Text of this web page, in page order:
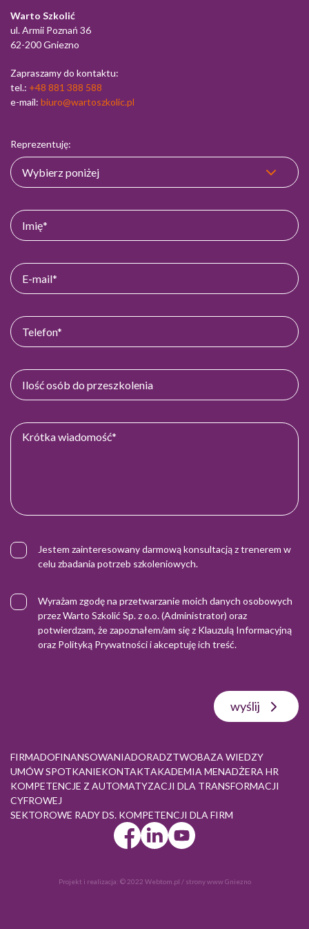
Warto Szkolić
ul. Armii Poznań 36
62-200 Gniezno
Zapraszamy do kontaktu:
tel.: +48 881 388 588
e-mail: biuro@wartoszkolic.pl
Reprezentuję:
Jestem zainteresowany darmową konsultacją z trenerem w
celu zbadania potrzeb szkoleniowych.
Wyrażam zgodę na przetwarzanie moich danych osobowych
przez Warto Szkolić Sp. z o.o. (Administrator) oraz
potwierdzam, że zapoznałem/am się z Klauzulą Informacyjną
oraz Polityką Prywatnościi akceptuję ich treść.
wyślij
FIRMADOFINANSOWANIADORADZTWOBAZA WIEDZY
UMÓW SPOTKANIEKONTAKTAKADEMIA MENADŻERA HR
KOMPETENCJE Z AUTOMATYZACJI DLA TRANSFORMACJI
CYFROWEJ
SEKTOROWE RADY DS. KOMPETENCJI DLA FIRM
Projekt i realizacja: © 2022 Webtom.pl / strony www Gniezno